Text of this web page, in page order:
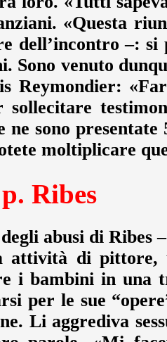
«Questa
dell’incontro –:
Sono venuto
Reymondier:
ne sono
moltiplicare
Ribes
abusi di Ribes
attività di pittore,
i bambini in una
per le sue
Li aggrediva